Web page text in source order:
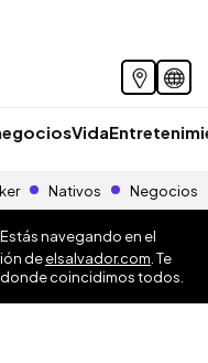
Vida
Nativos Negocios
navegando en el
deelsalvador.com . Te
coincidimos todos.